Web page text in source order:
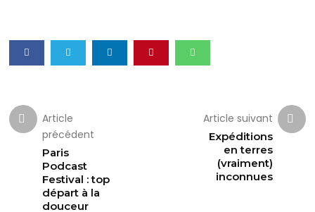
Article
précédent
Paris
Podcast
Festival : top
départ à la
douceur
Article suivant
Expéditions
en terres
(vraiment)
inconnues